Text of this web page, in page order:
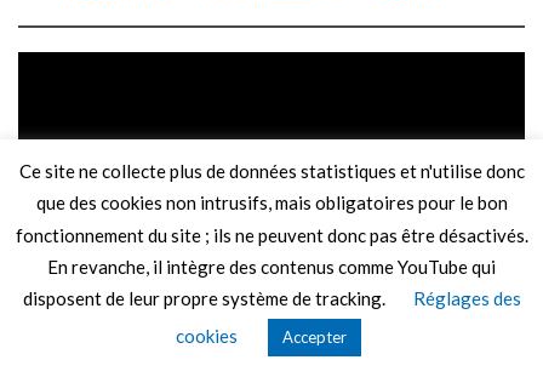
parSapherthasurSteam
Ce site ne collecte plus de données statistiques et n'utilise donc
que des cookies non intrusifs, mais obligatoires pour le bon
fonctionnement du site ; ils ne peuvent donc pas être désactivés.
En revanche, il intègre des contenus comme YouTube qui
disposent de leur propre système de tracking.
Réglages des
cookies
Accepter